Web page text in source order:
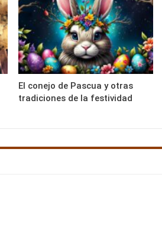
El conejo de Pascua y otras
tradiciones de la festividad